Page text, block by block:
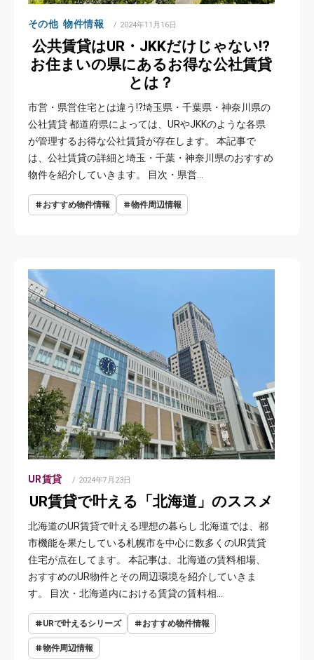
その他 物件情報
POSTED
2024年11月16日
公共賃貸はUR・JKKだけじゃない!?
お住まいの県にあるお得な公社賃貸
とは？
市営・県営住宅とは違う!?埼玉県・千葉県・神奈川県の
公社賃貸 都道府県によっては、URやJKKのような各県
が管理するお得な公社賃貸が存在します。 本記事で
は、公社賃貸の詳細と埼玉・千葉・神奈川県のおすすめ
物件を紹介していきます。 目次・県営…
おすすめ物件情報 物件周辺情報
UR賃貸
POSTED
2024年7月23日
UR賃貸で叶える「北海道」のススメ
北海道のUR賃貸で叶える理想の暮らし 北海道では、都
市機能を果たしている札幌市を中心に数多くのUR賃貸
住宅が点在してます。 本記事は、北海道の賃料相場、
おすすめのUR物件とその周辺環境を紹介していきま
す。 目次・北海道内における賃貸の賃料相…
URで叶えるシリーズ おすすめ物件情報
物件周辺情報